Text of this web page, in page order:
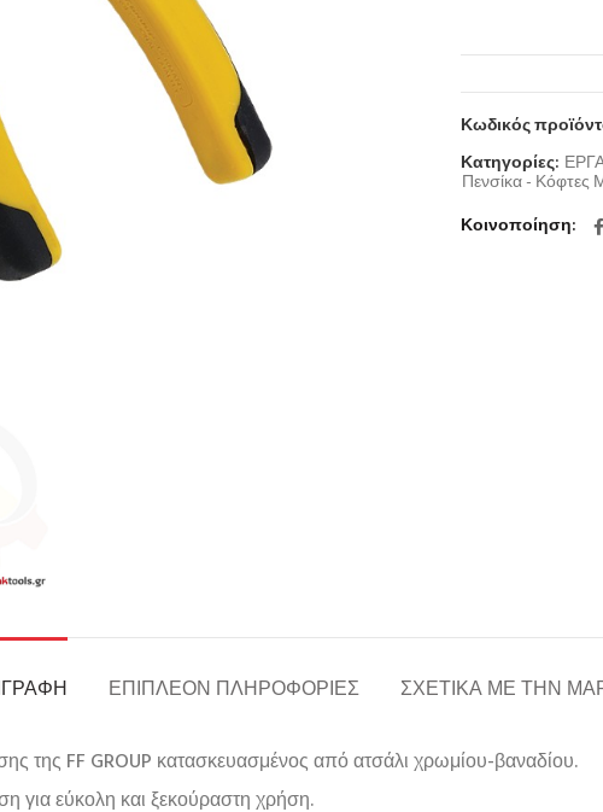
Κωδικός
Κατηγορίες:
Πενσίκα - Κόφτες
Κοινοποίηση
ΕΠΙΠΛΈΟΝ ΠΛΗΡΟΦΟΡΊΕΣ ΣΧΕΤΙΚΆ ΜΕ ΤΗΝ
της FF GROUP κατασκευασμένος από ατσάλι χρωμίου-βαναδίου.
για εύκολη και ξεκούραστη χρήση.